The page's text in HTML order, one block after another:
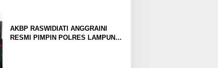
AKBP RASWIDIATI ANGGRAINI
RESMI PIMPIN POLRES LAMPUNG